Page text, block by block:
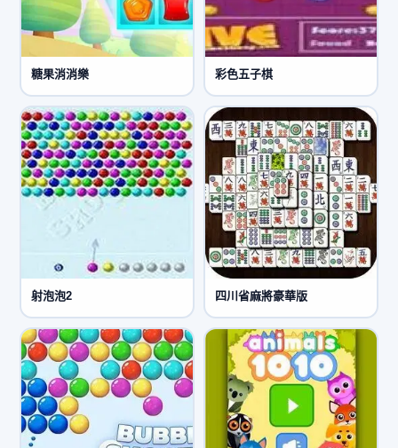
糖果消消樂 彩色五子棋
射泡泡2 四川省麻將豪華版